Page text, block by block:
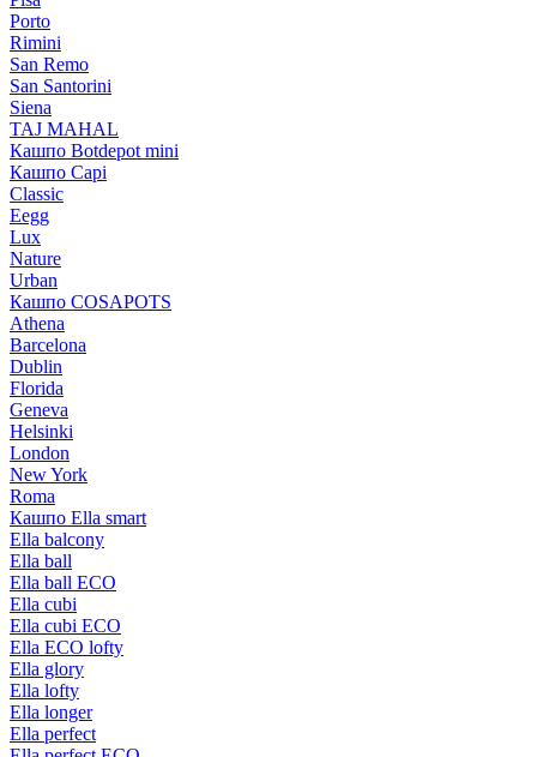
Porto
Rimini
San Remo
San Santorini
Siena
TAJ MAHAL
Кашпо Botdepot mini
Кашпо Capi
Classic
Eegg
Lux
Nature
Urban
Кашпо COSAPOTS
Athena
Barcelona
Dublin
Florida
Geneva
Helsinki
London
New York
Roma
Кашпо Ella smart
Ella balcony
Ella ball
Ella ball ECO
Ella cubi
Ella cubi ECO
Ella ECO lofty
Ella glory
Ella lofty
Ella longer
Ella perfect